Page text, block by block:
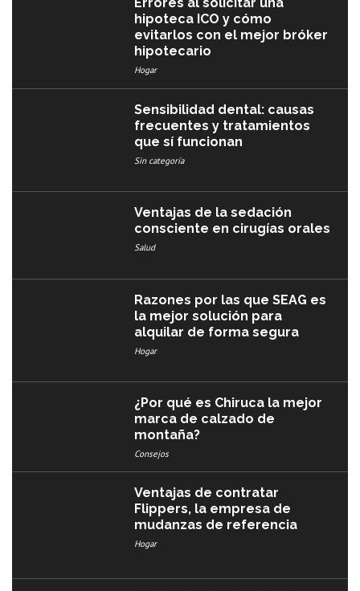
hipoteca ICO y cómo
evitarlos con el mejor bróker
hipotecario
Hogar
Sensibilidad dental: causas
frecuentes y tratamientos
que sí funcionan
Sin categoría
Ventajas de la sedación
consciente en cirugías orales
Salud
Razones por las que SEAG es
la mejor solución para
alquilar de forma segura
Hogar
¿Por qué es Chiruca la mejor
marca de calzado de
montaña?
Consejos
Ventajas de contratar
Flippers, la empresa de
mudanzas de referencia
Hogar